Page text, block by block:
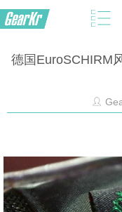
德国EuroSCHIRM